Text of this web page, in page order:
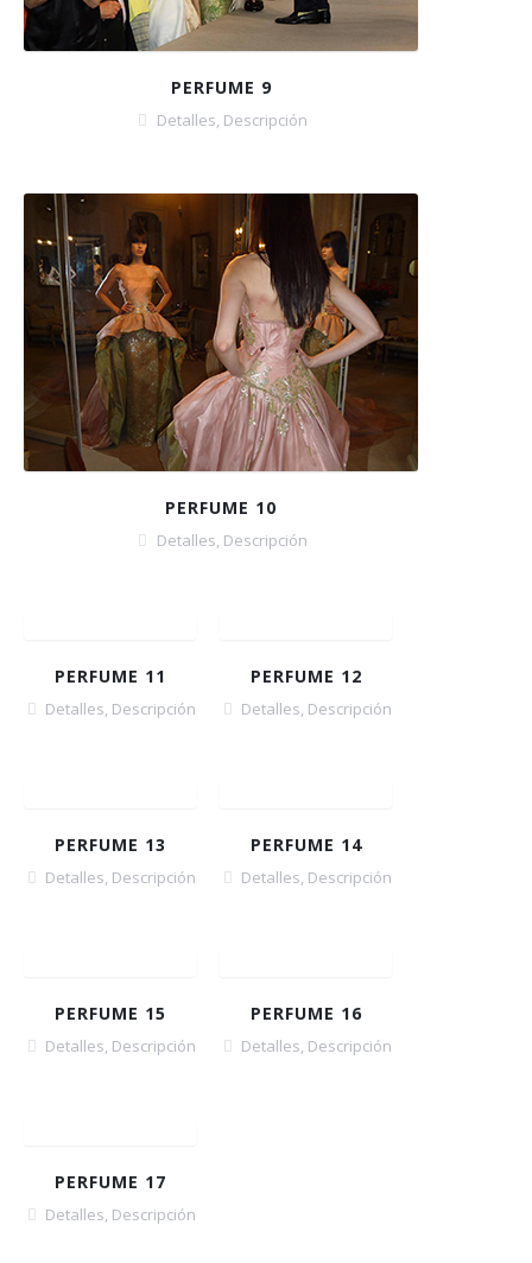
PERFUME 9
Detalles, Descripción
PERFUME 10
Detalles, Descripción
PERFUME 11
Detalles, Descripción
PERFUME 12
Detalles, Descripción
PERFUME 13
Detalles, Descripción
PERFUME 14
Detalles, Descripción
PERFUME 15
Detalles, Descripción
PERFUME 16
Detalles, Descripción
PERFUME 17
Detalles, Descripción